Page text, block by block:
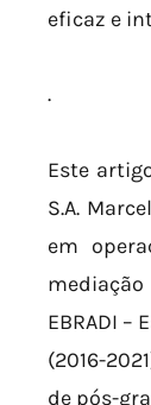
eficaz e
.
Este
S.A.
em
EBRADI
(2016-
de pós-